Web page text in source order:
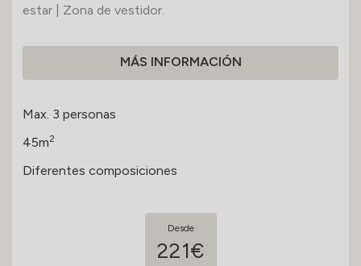
estar | Zona de vestidor.
MÁS INFORMACIÓN
Max. 3 personas
45m2
Diferentes composiciones
Desde
221€